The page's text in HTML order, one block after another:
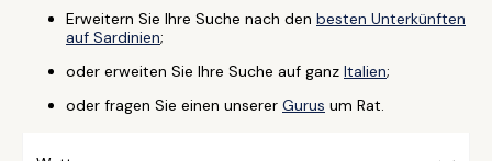
Erweitern Sie Ihre Suche nach den besten Unterkünften
auf Sardinien;
oder erweiten Sie Ihre Suche auf ganz Italien;
oder fragen Sie einen unserer Gurus um Rat.